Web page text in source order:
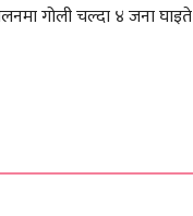
गोली चल्दा ४ जना घाइते